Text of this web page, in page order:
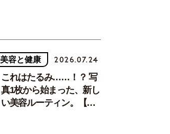
美容と健康 2026.07.24
これはたるみ……！？ 写
真1枚から始まった、新し
い美容ルーティン。【中